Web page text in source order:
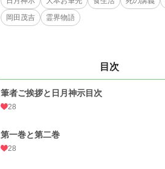
岡田茂吉
霊界物語
目次
筆者ご挨拶と日月神示目次
28
第一巻と第二巻
28